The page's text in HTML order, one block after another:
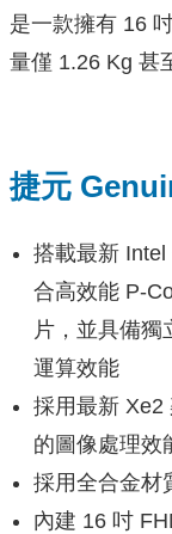
是一款擁有 16
量僅 1.26 Kg 甚
捷元
搭載最新
合高效能 P-
片，並具備獨
運算效能
採用最新 Xe2
的圖像處理效
採用全合金材
內建 16 吋